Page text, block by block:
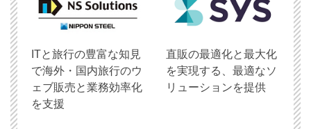
ITと旅行の豊富な知見
で海外・国内旅行のウ
ェブ販売と業務効率化
を支援
直販の最適化と最大化
を実現する、最適なソ
リューションを提供